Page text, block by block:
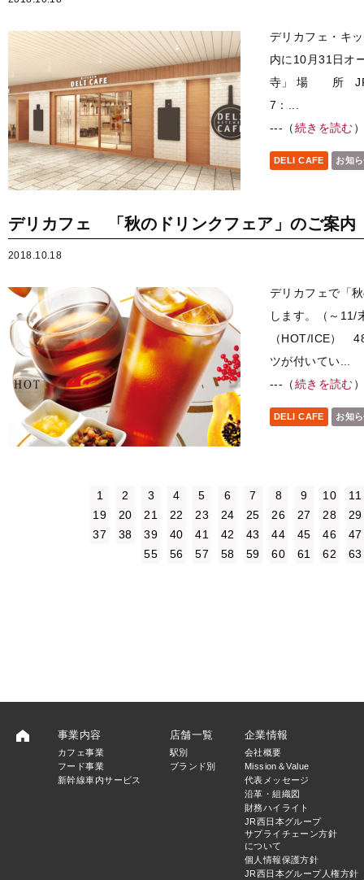
デリカフェ・キ
内に10月31日オ
寺」 場 所 JR
7：...
---（続きを読む
DELI CAFE お知
デリカフェ 「秋のドリンクフェア」のご案内
2018.10.18
デリカフェで「
します。（～11/
（HOT/ICE）
ツが付いてい...
---（続きを読む
DELI CAFE お知
1 2 3 4 5 6 7 8 9 10
11
19
20 21 22 23 24 25 26 27 28
29
37
38 39 40 41 42 43 44 45 46
47
55
56 57 58 59 60 61 62 63
事業内容
カフェ事業
フード事業
新幹線車内サービス
店舗一覧
駅別
ブランド別
企業情報
会社概要
Mission＆Value
代表メッセージ
沿革・組織図
財務ハイライト
JR西日本グループ
サプライチェーン方針
について
個人情報保護方針
JR西日本グループ人権方針